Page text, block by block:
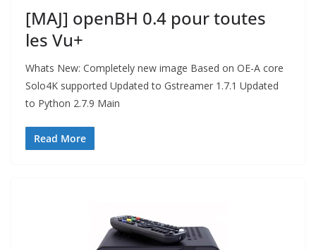
[MAJ] openBH 0.4 pour toutes
les Vu+
Whats New: Completely new image Based on OE-A core
Solo4K supported Updated to Gstreamer 1.7.1 Updated
to Python 2.7.9 Main
Read More